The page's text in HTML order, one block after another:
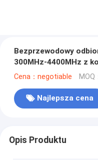
Bezprzewodowy
300MHz-4400MHz z
Cena：negotiable
Najlepsza cena
Opis Produktu